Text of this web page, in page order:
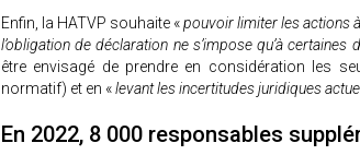
Enfin, la HATVP souhaite «pouvoir limiter les actions
l’obligation de déclaration ne s’impose qu’à
être envisagé de prendre en considération les
normatif) et en «levant les incertitudes juridiques
En 2022, 8 000 responsables